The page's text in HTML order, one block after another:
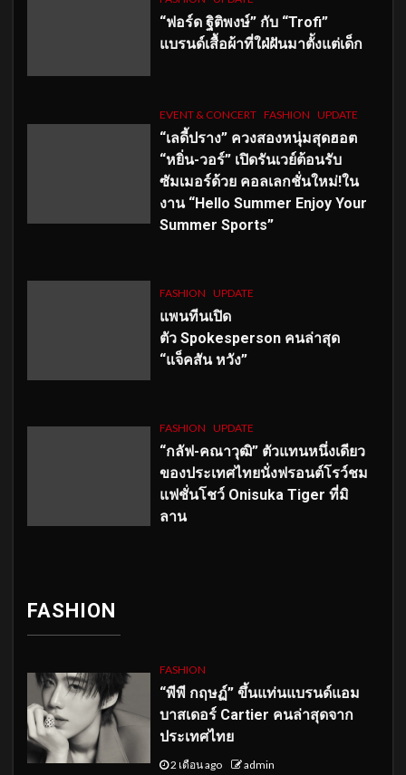
“ฟอร์ด ฐิติพงษ์” กับ “Trofi”
แบรนด์เสื้อผ้าที่ใฝ่ฝันมาตั้งแต่เด็ก
EVENT & CONCERT FASHION UPDATE
“เลดี้ปราง” ควงสองหนุ่มสุดฮอต
“หยิ่น-วอร์” เปิดรันเวย์ต้อนรับ
ซัมเมอร์ด้วย คอลเลกชั่นใหม่!ใน
งาน “Hello Summer Enjoy Your
Summer Sports”
FASHION UPDATE
แพนทีนเปิด
ตัว Spokesperson คนล่าสุด
“แจ็คสัน หวัง”
FASHION UPDATE
“กลัฟ-คณาวุฒิ” ตัวแทนหนึ่งเดียว
ของประเทศไทยนั่งฟรอนต์โรว์ชม
แฟชั่นโชว์ Onisuka Tiger ที่มิ
ลาน
FASHION
FASHION
“พีพี กฤษฏ์” ขึ้นแท่นแบรนด์แอม
บาสเดอร์ Cartier คนล่าสุดจาก
ประเทศไทย
2 เดือน ago admin